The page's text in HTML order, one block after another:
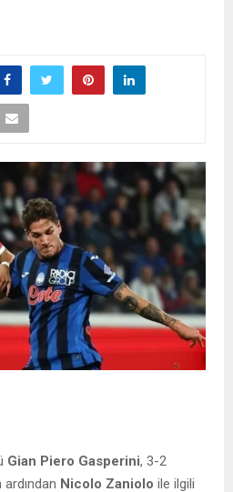
Gian Piero Gasperini, 3-2
ardından Nicolo Zaniolo ile ilgili